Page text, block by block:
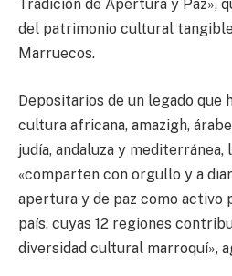
Tradición de Apertura y Paz»,
del patrimonio cultural
Marruecos.
Depositarios de un legado que
cultura africana, amazigh,
judía, andaluza y mediterránea,
«comparten con orgullo y a
apertura y de paz como activo
país, cuyas 12 regiones
diversidad cultural marroquí»,